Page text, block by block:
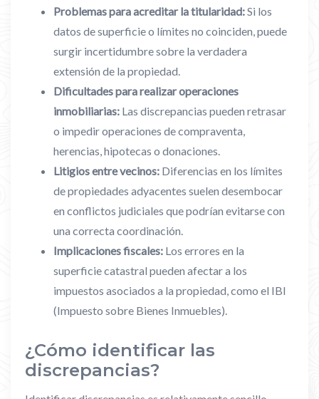
Problemas para acreditar la titularidad:Si los
datos de superficie o límites no coinciden, puede
surgir incertidumbre sobre la verdadera
extensión de la propiedad.
Dificultades para realizar operaciones
inmobiliarias: Las discrepancias pueden retrasar
o impedir operaciones de compraventa,
herencias, hipotecas o donaciones.
Litigios entre vecinos: Diferencias en los límites
de propiedades adyacentes suelen desembocar
en conflictos judiciales que podrían evitarse con
una correcta coordinación.
Implicaciones fiscales: Los errores en la
superficie catastral pueden afectar a los
impuestos asociados a la propiedad, como el IBI
(Impuesto sobre Bienes Inmuebles).
¿Cómo identificar las
discrepancias?